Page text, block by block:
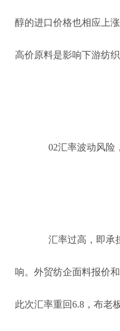
醇的进口价格也相应上
高价原料是影响下游纺
02汇率波动风险
汇率过高，即承
响。外贸纺企面料报价
此次汇率重回6.8，布老